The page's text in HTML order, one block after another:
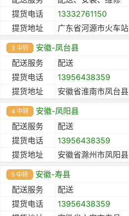
提货电话
13332761150
提货地址
广东省河源市火车站
3 中转
安徽-凤台县
配送服务
配送
提货电话
13956438359
提货地址
安徽省淮南市凤台县
4 中转
安徽-凤阳县
配送服务
配送
提货电话
13956438359
提货地址
安徽省滁州市凤阳县
5 中转
安徽-寿县
配送服务
配送
提货电话
13956438359